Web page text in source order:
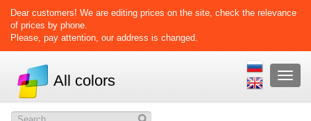
Dear customers! We are editing prices on the site, check the relevance
of prices by phone.
Please, pay attention, our address is changed.
меню
All colors